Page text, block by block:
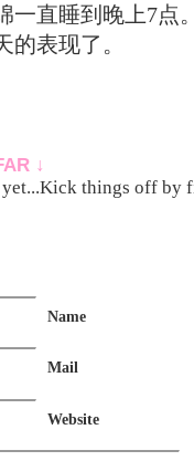
一直睡到晚上7点
的表现了。
↓
yet...Kick things off
Name
Mail
Website